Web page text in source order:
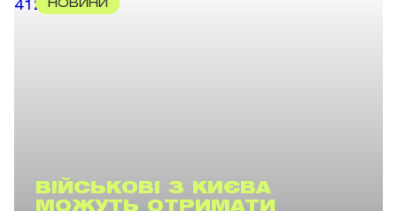
НОВИНИ
ВІЙСЬКОВІ З КИЄВА
МОЖУТЬ ОТРИМАТИ